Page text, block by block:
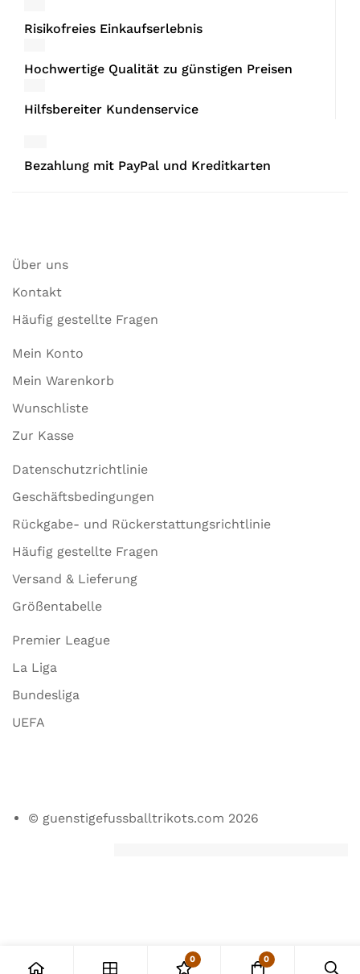
Risikofreies Einkaufserlebnis
Hochwertige Qualität zu günstigen Preisen
Hilfsbereiter Kundenservice
Bezahlung mit PayPal und Kreditkarten
Über uns
Kontakt
Häufig gestellte Fragen
Mein Konto
Mein Warenkorb
Wunschliste
Zur Kasse
Datenschutzrichtlinie
Geschäftsbedingungen
Rückgabe- und Rückerstattungsrichtlinie
Häufig gestellte Fragen
Versand & Lieferung
Größentabelle
Premier League
La Liga
Bundesliga
UEFA
© guenstigefussballtrikots.com 2026
0 0